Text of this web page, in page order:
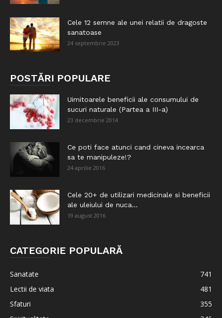
Cele 12 semne ale unei relatii de dragoste
sanatoase
24 septembrie 2023
POSTĂRI POPULARE
Uimitoarele beneficii ale consumului de
sucuri naturale (Partea a III-a)
23 decembrie 2014
Ce poti face atunci cand cineva incearca
sa te manipuleze!?
24 aprilie 2016
Cele 20+ de utilizari medicinale si beneficii
ale uleiului de nuca...
19 august 2016
CATEGORIE POPULARĂ
Sanatate
741
Lectii de viata
481
Sfaturi
355